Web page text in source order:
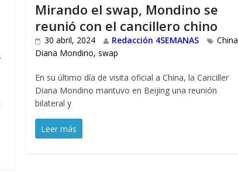
Mirando el swap, Mondino se
reunió con el cancillero chino
30 abril, 2024 Redacción 4SEMANAS China
Diana Mondino,swap
En su último día de visita oficial a China, la Canciller
Diana Mondino mantuvo en Beijing una reunión
bilateral y
Leer más